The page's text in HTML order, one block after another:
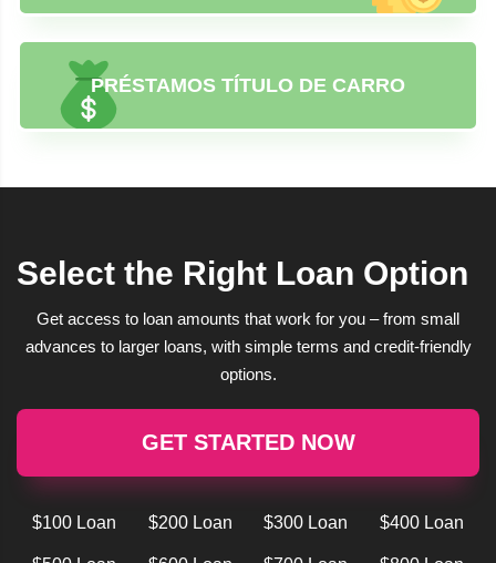
PRÉSTAMOS TÍTULO DE CARRO
Select the Right Loan Option
Get access to loan amounts that work for you – from small
advances to larger loans, with simple terms and credit-friendly
options.
GET STARTED NOW
$100 Loan $200 Loan $300 Loan $400 Loan